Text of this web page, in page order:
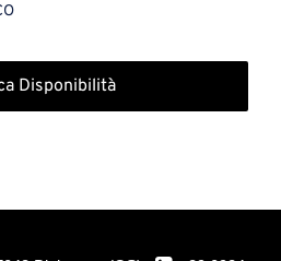
Disponibilità